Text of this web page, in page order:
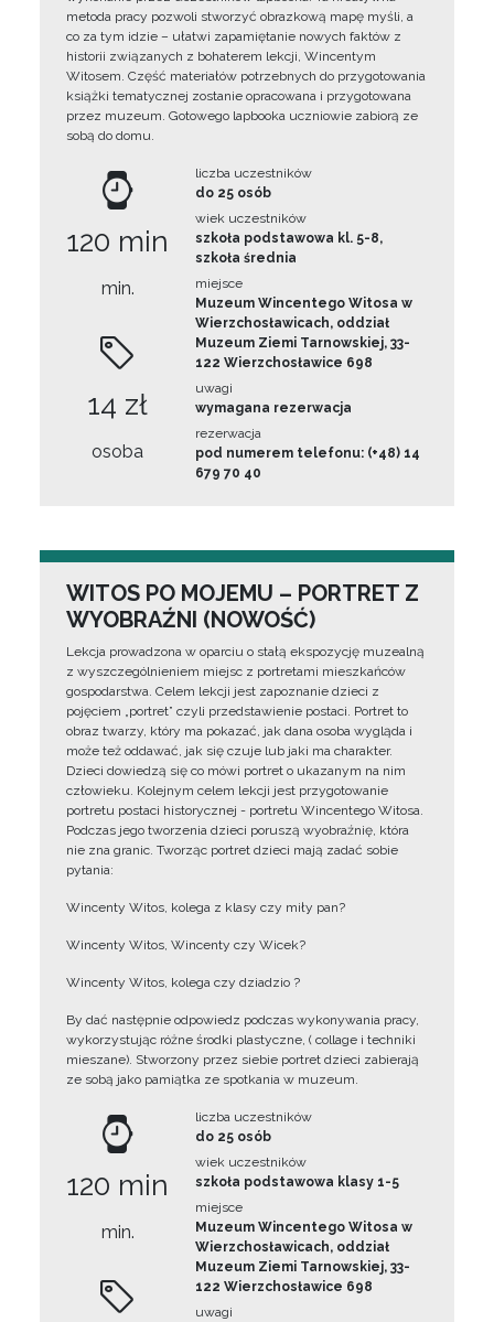
metoda pracy pozwoli stworzyć obrazkową mapę myśli, a
co za tym idzie – ułatwi zapamiętanie nowych faktów z
historii związanych z bohaterem lekcji, Wincentym
Witosem. Część materiałów potrzebnych do przygotowania
książki tematycznej zostanie opracowana i przygotowana
przez muzeum. Gotowego lapbooka uczniowie zabiorą ze
sobą do domu.
120 min
min.
14 zł
osoba
liczba uczestników
do 25 osób
wiek uczestników
szkoła podstawowa kl. 5-8,
szkoła średnia
miejsce
Muzeum Wincentego Witosa w
Wierzchosławicach, oddział
Muzeum Ziemi Tarnowskiej, 33-
122 Wierzchosławice 698
uwagi
wymagana rezerwacja
rezerwacja
pod numerem telefonu: (+48) 14
679 70 40
WITOS PO MOJEMU – PORTRET Z
WYOBRAŹNI (NOWOŚĆ)
Lekcja prowadzona w oparciu o stałą ekspozycję muzealną
z wyszczególnieniem miejsc z portretami mieszkańców
gospodarstwa. Celem lekcji jest zapoznanie dzieci z
pojęciem „portret” czyli przedstawienie postaci. Portret to
obraz twarzy, który ma pokazać, jak dana osoba wygląda i
może też oddawać, jak się czuje lub jaki ma charakter.
Dzieci dowiedzą się co mówi portret o ukazanym na nim
człowieku. Kolejnym celem lekcji jest przygotowanie
portretu postaci historycznej - portretu Wincentego Witosa.
Podczas jego tworzenia dzieci poruszą wyobraźnię, która
nie zna granic. Tworząc portret dzieci mają zadać sobie
pytania:
Wincenty Witos, kolega z klasy czy miły pan?
Wincenty Witos, Wincenty czy Wicek?
Wincenty Witos, kolega czy dziadzio ?
By dać następnie odpowiedz podczas wykonywania pracy,
wykorzystując różne środki plastyczne, ( collage i techniki
mieszane). Stworzony przez siebie portret dzieci zabierają
ze sobą jako pamiątka ze spotkania w muzeum.
120 min
min.
liczba uczestników
do 25 osób
wiek uczestników
szkoła podstawowa klasy 1-5
miejsce
Muzeum Wincentego Witosa w
Wierzchosławicach, oddział
Muzeum Ziemi Tarnowskiej, 33-
122 Wierzchosławice 698
uwagi